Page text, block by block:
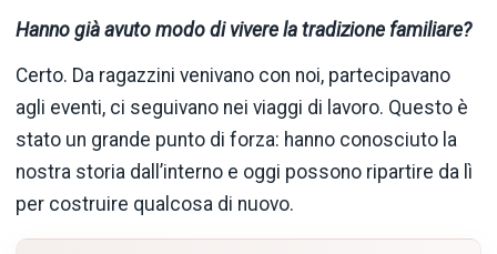
Hanno già avuto modo di vivere la tradizione familiare?
Certo. Da ragazzini venivano con noi, partecipavano
agli eventi, ci seguivano nei viaggi di lavoro. Questo è
stato un grande punto di forza: hanno conosciuto la
nostra storia dall’interno e oggi possono ripartire da lì
per costruire qualcosa di nuovo.